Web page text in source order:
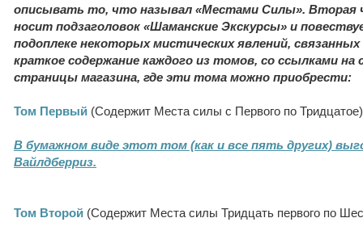
описывать то, что называл «Местами Силы». Вторая
носит подзаголовок «Шаманские Экскурсы» и
подоплеке некоторых мистических явлений,
краткое содержание каждого из томов, со ссылками
страницы магазина, где эти тома можно приобрести:
Том Первый (Содержит Места силы с Первого по Тридцатое)
В бумажном виде этот том (как и все пять других)
Вайлдберриз.
Том Второй (Содержит Места силы Тридцать первого по